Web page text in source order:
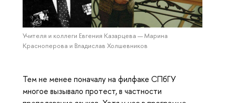
Учителя и коллеги Евгения Казарцева — Марина
Красноперова и Владислав Холшевников
Тем не менее поначалу на филфаке СПбГУ
многое вызывало протест, в частности